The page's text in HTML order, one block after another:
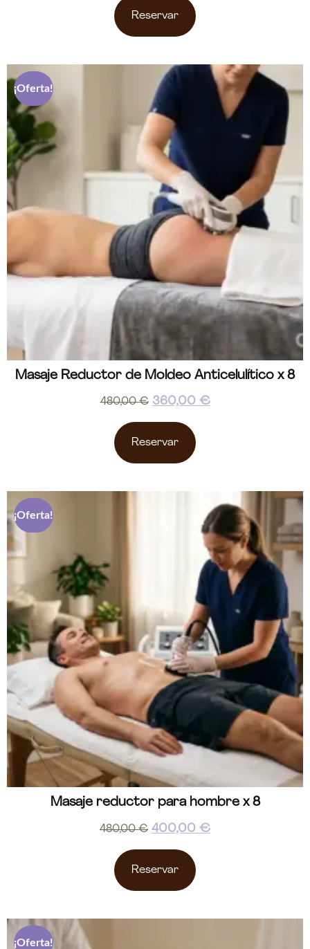
Reservar
¡Oferta!
Masaje Reductor de Moldeo Anticelulítico x 8
480,00€ 360,00 €
Reservar
¡Oferta!
Masaje reductor para hombre x 8
480,00€ 400,00 €
Reservar
¡Oferta!